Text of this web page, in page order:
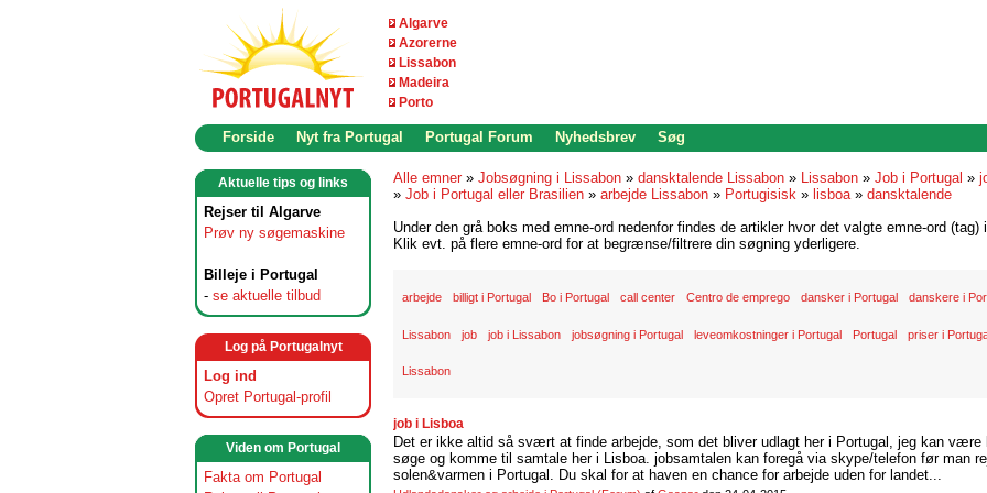
Algarve
Azorerne
Lissabon
Madeira
Porto
Forside Nyt fra Portugal Portugal Forum Nyhedsbrev Søg
Aktuelle tips og links
Rejser til Algarve
Prøv ny søgemaskine
Billeje i Portugal
- se aktuelle tilbud
Log på Portugalnyt
Log ind
Opret Portugal-profil
Viden om Portugal
Fakta om Portugal
Alle emner » Jobsøgning i Lissabon » dansktalende Lissabon » Lissabon » Job i Portugal »
» Job i Portugal eller Brasilien » arbejde Lissabon » Portugisisk » lisboa» dansktalende
Under den grå boks med emne-ord nedenfor findes de artikler hvor det valgte emne-ord (tag)
Klik evt. på flere emne-ord for at begrænse/filtrere din søgning yderligere.
arbejde billigt i Portugal Bo i Portugal call center Centro de emprego dansker i Portugal danskere i
Lissabon job job i Lissabon jobsøgning i Portugal leveomkostninger i Portugal Portugal priser i
Lissabon
job i Lisboa
Det er ikke altid så svært at finde arbejde, som det bliver udlagt her i Portugal, jeg kan
søge og komme til samtale her i Lisboa. jobsamtalen kan foregå via skype/telefon før man
solen&varmen i Portugal. Du skal for at haven en chance for arbejde uden for landet...